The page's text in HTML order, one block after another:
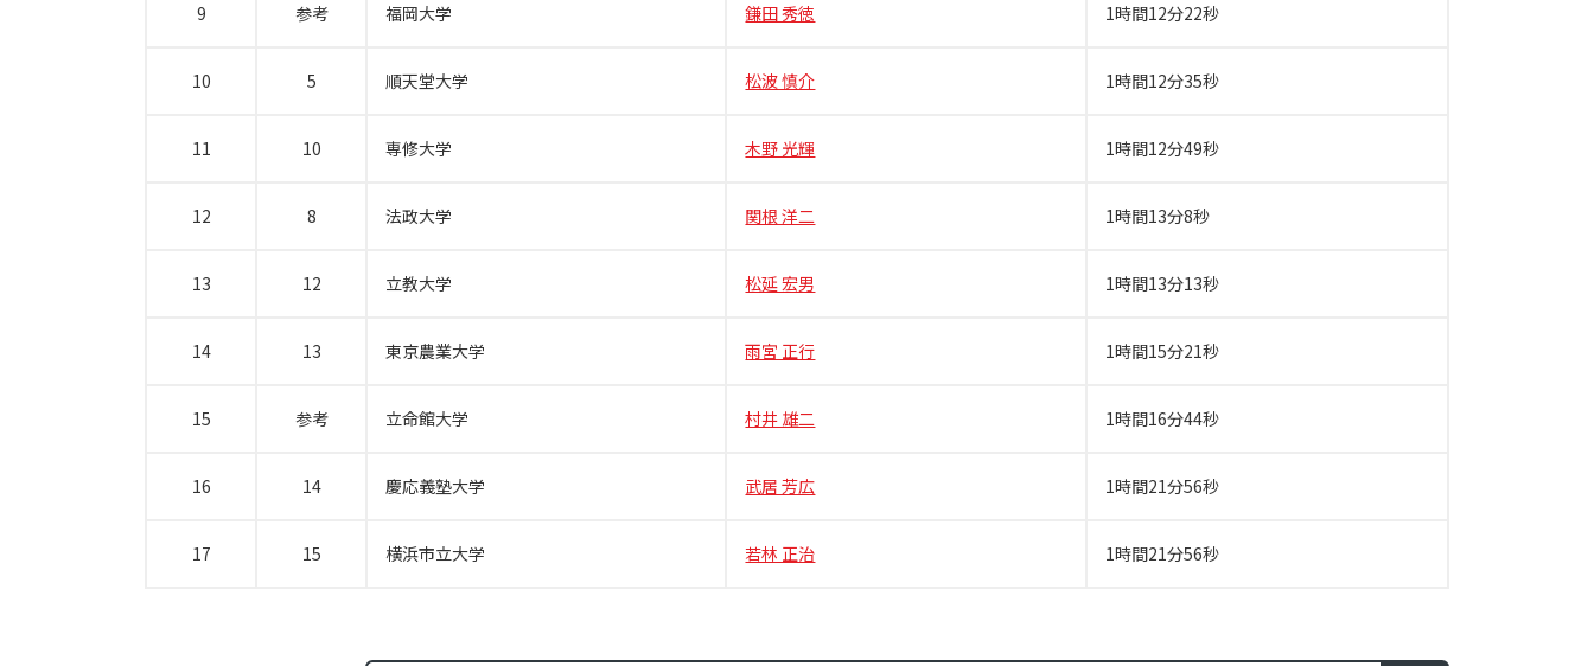
9 参考 福岡大学 鎌田 秀徳 1時間12分22秒
10 5 順天堂大学 松波 慎介 1時間12分35秒
11 10 専修大学 木野 光輝 1時間12分49秒
12 8 法政大学 関根 洋二 1時間13分8秒
13 12 立教大学 松延 宏男 1時間13分13秒
14 13 東京農業大学 雨宮 正行 1時間15分21秒
15 参考 立命館大学 村井 雄二 1時間16分44秒
16 14 慶応義塾大学 武居 芳広 1時間21分56秒
17 15 横浜市立大学 若林 正治 1時間21分56秒